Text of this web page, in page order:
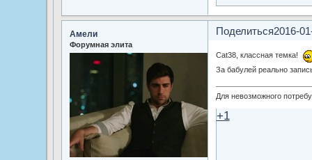
Поделиться2016-
Амели
Форумная элита
Cat38, классная темка!
За бабулей реально
Для невозможного
+1